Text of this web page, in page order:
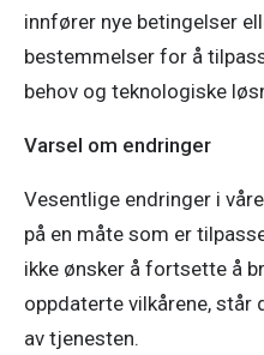
innfører nye betingelser
bestemmelser for å
behov og teknologiske
Varsel om endringer
Vesentlige endringer i
på en måte som er
ikke ønsker å fortsette å
oppdaterte vilkårene, står
av tjenesten.